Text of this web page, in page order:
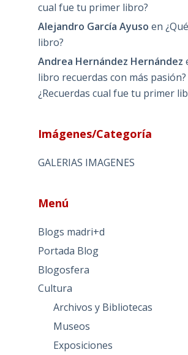
cual fue tu primer libro?
Alejandro García Ayuso en
libro?
Andrea Hernández Hernández
libro recuerdas con más
¿Recuerdas cual fue tu primer
Imágenes/Categoría
GALERIAS IMAGENES
Menú
Blogs madri+d
Portada Blog
Blogosfera
Cultura
Archivos y Bibliotecas
Museos
Exposiciones